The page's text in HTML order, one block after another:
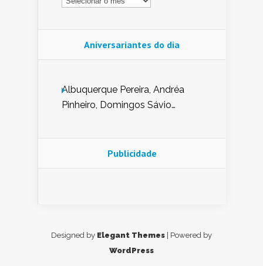
Aniversariantes do dia
Albuquerque Pereira, Andréa
Pinheiro, Domingos Sávio
Nunes de Sena, Fátima Peixoto,
Glória Pereira, Kátia Mesel,
Publicidade
Designed by Elegant Themes | Powered by
WordPress